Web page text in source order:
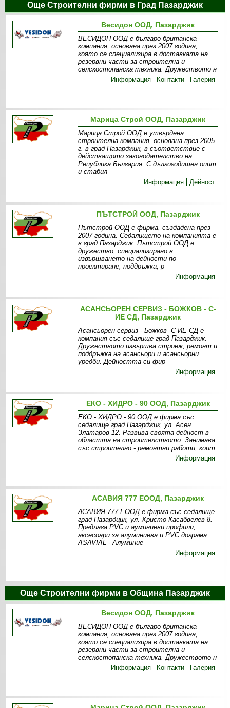
Още Строителни фирми в Град Пазарджик
Весидон ООД, Пазарджик
ВЕСИДОН ООД е българо-британска
компания, основана през 2007 година,
която се специализира в доставката на
резервни части за строителна и
селскостопанска техника. Дружеството н
Информация
Контакти Галерия
Марица Строй ООД, Пазарджик
Марица Строй ООД е утвърдена
строителна компания, основана през 2005
г. в град Пазарджик, в съответствие с
действащото законодателство на
Република България. С дългогодишен опит
и стабил
Информация
Дейност
ПЪТСТРОЙ ООД, Пазарджик
Пътстрой ООД е фирма, създадена през
2007 година. Седалището на компанията е
в град Пазарджик. Пътстрой ООД е
дружество, специализирано в
извършването на дейности по
проектиране, поддръжка, р
Информация
АСАНСЬОРЕН СЕРВИЗ - БОЖКОВ - С-
ИЕ СД, Пазарджик
Асансьорен сервиз - Божков -С-ИЕ СД е
компания със седалище град Пазарджик.
Дружеството извършва строеж, ремонт и
поддръжка на асансьори и асансьорни
уредби. Дейността си фир
Информация
ЕКО - ХИДРО - 90 ООД, Пазарджик
ЕКО - ХИДРО - 90 ООД е фирма със
седалище град Пазарджик, ул. Асен
Златаров 12. Развива своята дейност в
областта на строителството. Занимава
със строително - ремонтни работи, коит
Информация
АСАВИЯ 777 ЕООД, Пазарджик
АСАВИЯ 777 ЕООД е фирма със седалище
град Пазардцик, ул. Христо Касабвелев 8.
Предлага PVC и ауминиеви профили,
аксесоари за алуминиева и PVC дограма.
ASAVIAL - Алуминие
Информация
Още Строителни фирми в Община Пазарджик
Весидон ООД, Пазарджик
ВЕСИДОН ООД е българо-британска
компания, основана през 2007 година,
която се специализира в доставката на
резервни части за строителна и
селскостопанска техника. Дружеството н
Информация
Контакти Галерия